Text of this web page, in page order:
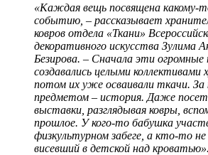
«Каждая вещь посвящена какому-
событию, – рассказывает
ковров отдела «Ткани»
декоративного искусства Зулима
Безирова. – Сначала эти огромные
создавались целыми коллективами
потом их уже осваивали ткачи.
предметом – история. Даже
выставки, разглядывая ковры,
прошлое. У кого-то бабушка
физкультурном забеге, а кто-то не
висевший в детской над кроватью».